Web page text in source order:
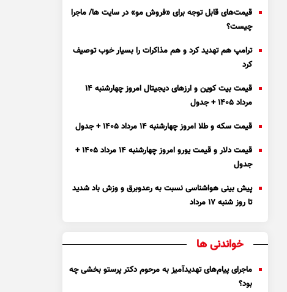
قیمت‌های قابل توجه برای «فروش مو» در سایت ها/ ماجرا
چیست؟
ترامپ هم تهدید کرد و هم مذاکرات را بسیار خوب توصیف
کرد
قیمت بیت کوین و ارز‌های دیجیتال امروز چهارشنبه ۱۴
مرداد ۱۴۰۵ + جدول
قیمت سکه و طلا امروز چهارشنبه ۱۴ مرداد ۱۴۰۵ + جدول
قیمت دلار و قیمت یورو امروز چهارشنبه ۱۴ مرداد ۱۴۰۵ +
جدول
پیش بینی هواشناسی نسبت به رعدوبرق و وزش باد شدید
تا روز شنبه ۱۷ مرداد
خواندنی ها
ماجرای پیام‌های تهدیدآمیز به مرحوم دکتر پرستو بخشی چه
بود؟